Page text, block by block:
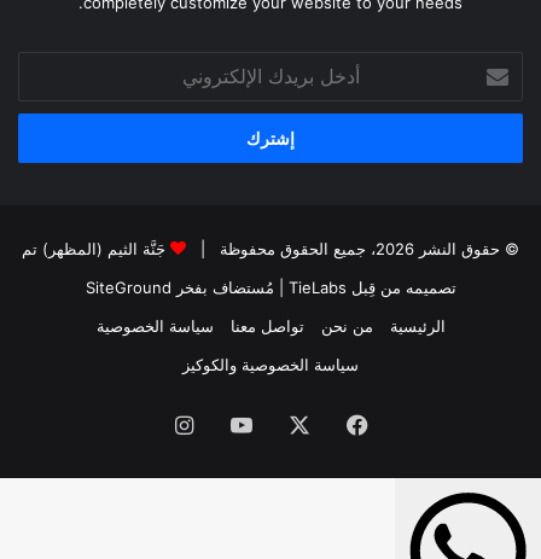
بريدك
الإلكتروني
© حقوق النشر 2026، جميع الحقوق محفوظة |
جَنَّة الثيم (المظهر) تم
تصميمه من قِبل TieLabs
| مُستضاف بفخر SiteGround
الرئيسية
من نحن تواصل معنا
سياسة الخصوصية
سياسة الخصوصية والكوكيز
فيسبوك ‫YouTubeانستقرام